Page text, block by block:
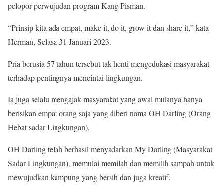
pelopor perwujudan program Kang Pisman.
“Prinsip kita ada empat, make it, do it, grow it dan share it,” kata
Herman, Selasa 31 Januari 2023.
Pria berusia 57 tahun tersebut tak henti mengedukasi masyarakat
terhadap pentingnya mencintai lingkungan.
Ia juga selalu mengajak masyarakat yang awal mulanya hanya
berisikan empat orang saja yang diberi nama OH Darling (Orang
Hebat sadar Lingkungan).
OH Darling telah berhasil menyadarkan My Darling (Masyarakat
Sadar Lingkungan), memulai memilah dan memilih sampah untuk
mewujudkan kampung yang bersih dan juga kreatif.